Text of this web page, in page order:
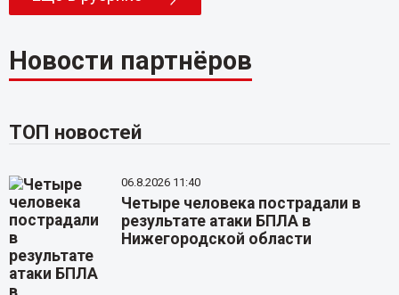
Новости партнёров
ТОП новостей
06.8.2026 11:40
Четыре человека пострадали в
результате атаки БПЛА в
Нижегородской области